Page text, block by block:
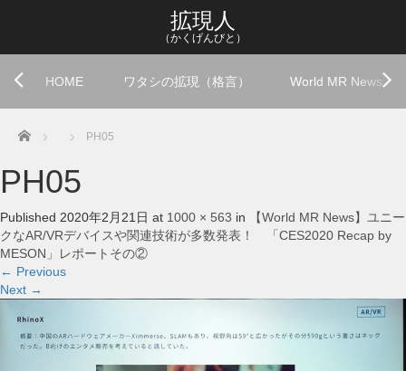
拡現人
（かくげんびと）
HOME ワタシの拡現（格言） World MR News
Home PH05
PH05
Published 2020年2月21日 at 1000 × 563 in
【World MR News】ユニー
クなAR/VRデバイスや関連技術が多数発表！ 「CES2020 Recap by
MESON」レポートその②
← Previous
Next →